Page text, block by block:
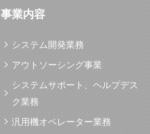
事業内容
システム開発業務
アウトソーシング事業
システムサポート、ヘルプデス
ク業務
汎用機オペレーター業務